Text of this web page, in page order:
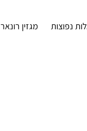
נפוצות מגזין רונאר